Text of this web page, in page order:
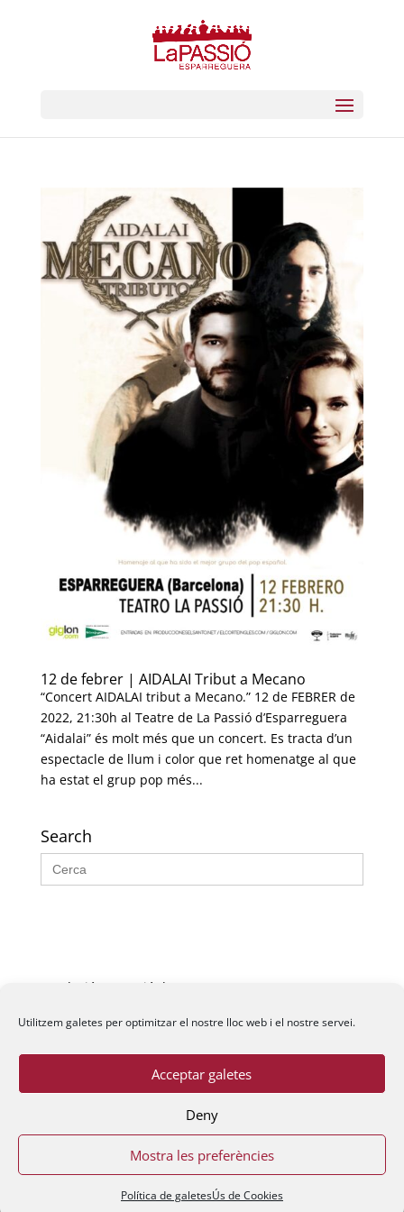
Utilitzem galetes per optimitzar el nostre lloc web i el nostre servei.
Acceptar galetes
Deny
Mostra les preferències
Política de galetesÚs de Cookies
12 de febrer | AIDALAI Tribut a Mecano
“Concert AIDALAI tribut a Mecano.” 12 de FEBRER de
2022, 21:30h al Teatre de La Passió d’Esparreguera
“Aidalai” és molt més que un concert. Es tracta d’un
espectacle de llum i color que ret homenatge al que
ha estat el grup pop més...
Search
Search
for:
Fundació La Passió d’Esparreguera, 2026